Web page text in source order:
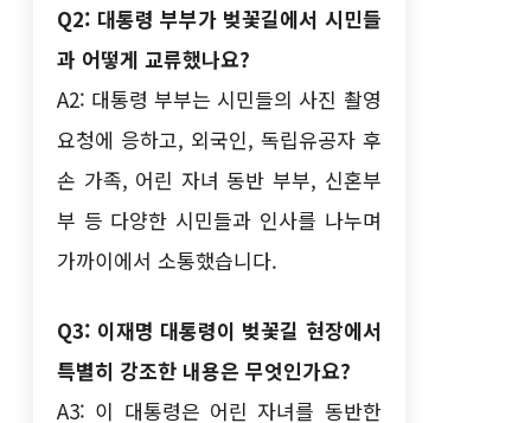
Q2: 대통령 부부가 벚꽃길에서 시민들
과 어떻게 교류했나요?
A2: 대통령 부부는 시민들의 사진 촬영
요청에 응하고, 외국인, 독립유공자 후
손 가족, 어린 자녀 동반 부부, 신혼부
부 등 다양한 시민들과 인사를 나누며
가까이에서 소통했습니다.
Q3: 이재명 대통령이 벚꽃길 현장에서
특별히 강조한 내용은 무엇인가요?
A3: 이 대통령은 어린 자녀를 동반한